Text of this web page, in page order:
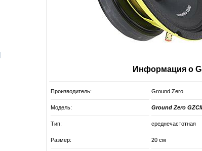
Информация о
Производитель: Ground Zero
Модель: Ground Zero
Тип: среднечастотная
Размер: 20 см